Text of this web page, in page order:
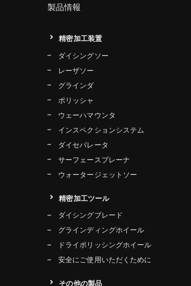
製品情報
精密加工装置
ダイシングソー
レーザソー
グラインダ
ポリッシャ
ウェーハマウンタ
インスペクションシステム
ダイセパレータ
サーフェースプレーナ
ウォータージェットソー
精密加工ツール
ダイシングブレード
グラインディングホイール
ドライポリッシングホイール
安全にご使用いただくために
その他の製品